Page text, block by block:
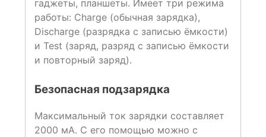
гаджеты, планшеты. Имеет три режима
работы: Charge (обычная зарядка),
Discharge (разрядка с записью ёмкости)
и Test (заряд, разряд с записью ёмкости
и повторный заряд).
Безопасная подзарядка
Максимальный ток зарядки составляет
2000 мА. С его помощью можно с